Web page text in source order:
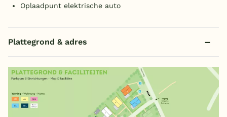
Oplaadpunt elektrische auto
Plattegrond & adres